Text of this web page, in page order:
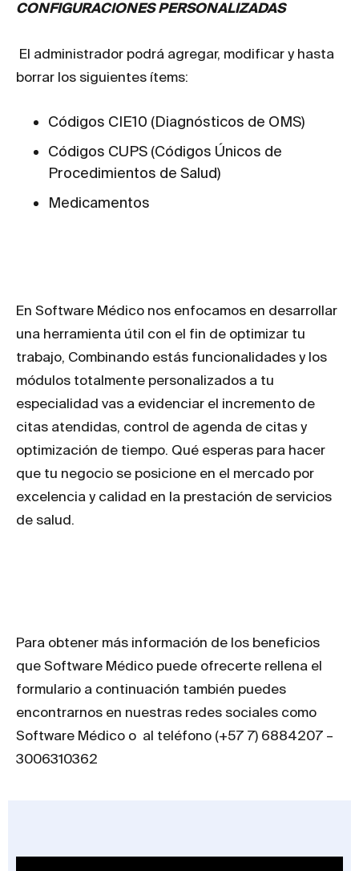
CONFIGURACIONES PERSONALIZADAS
El administrador podrá agregar, modificar y hasta
borrar los siguientes ítems:
Códigos CIE10 (Diagnósticos de OMS)
Códigos CUPS (Códigos Únicos de
Procedimientos de Salud)
Medicamentos
En Software Médico nos enfocamos en desarrollar
una herramienta útil con el fin de optimizar tu
trabajo, Combinando estás funcionalidades y los
módulos totalmente personalizados a tu
especialidad vas a evidenciar el incremento de
citas atendidas, control de agenda de citas y
optimización de tiempo. Qué esperas para hacer
que tu negocio se posicione en el mercado por
excelencia y calidad en la prestación de servicios
de salud.
Para obtener más información de los beneficios
que Software Médico puede ofrecerte rellena el
formulario a continuación también puedes
encontrarnos en nuestras redes sociales como
Software Médico o al teléfono (+57 7) 6884207 –
3006310362